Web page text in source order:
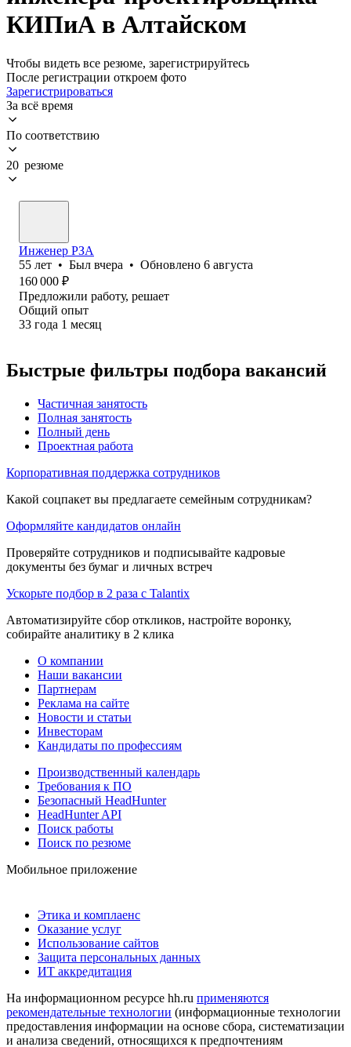
КИПиА в Алтайском
Чтобы видеть все резюме, зарегистрируйтесь
После регистрации откроем фото
Зарегистрироваться
За всё время
По соответствию
20 резюме
Инженер РЗА
55 лет • Был вчера • Обновлено 6 августа
160 000 ₽
Предложили работу, решает
Общий опыт
33 года 1 месяц
Быстрые фильтры подбора вакансий
Частичная занятость
Полная занятость
Полный день
Проектная работа
Корпоративная поддержка сотрудников
Какой соцпакет вы предлагаете семейным сотрудникам?
Оформляйте кандидатов онлайн
Проверяйте сотрудников и подписывайте кадровые
документы без бумаг и личных встреч
Ускорьте подбор в 2 раза с Talantix
Автоматизируйте сбор откликов, настройте воронку,
собирайте аналитику в 2 клика
О компании
Наши вакансии
Партнерам
Реклама на сайте
Новости и статьи
Инвесторам
Кандидаты по профессиям
Производственный календарь
Требования к ПО
Безопасный HeadHunter
HeadHunter API
Поиск работы
Поиск по резюме
Мобильное приложение
Этика и комплаенс
Оказание услуг
Использование сайтов
Защита персональных данных
ИТ аккредитация
На информационном ресурсе hh.ru применяются
рекомендательные технологии (информационные технологии
предоставления информации на основе сбора, систематизации
и анализа сведений, относящихся к предпочтениям